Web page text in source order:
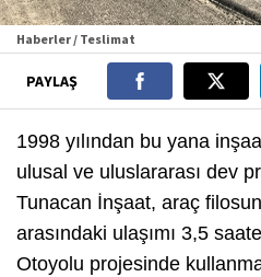
Haberler / Teslimat
PAYLAŞ
1998 yılından bu yana
ulusal ve uluslararası dev
Tunacan İnşaat, araç
arasındaki ulaşımı 3,5
Otoyolu projesinde